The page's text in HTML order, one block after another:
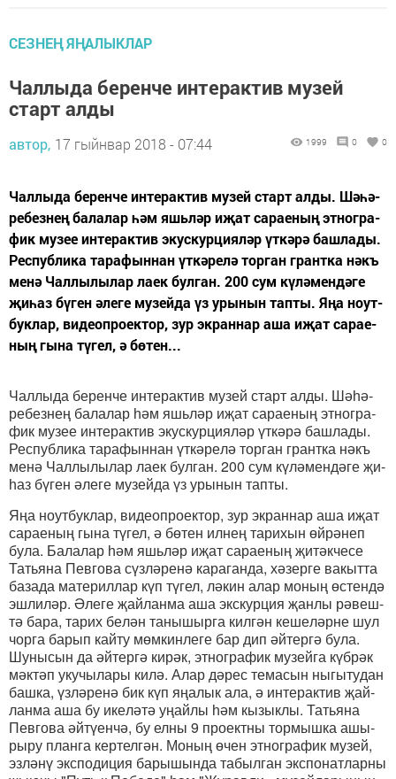
СЕЗНЕҢ ЯҢАЛЫКЛАР
Чал­лы­да бе­рен­че ин­те­рак­тив му­зей
старт ал­ды
автор, 17 гыйнвар 2018 - 07:44 1999 0 0
Чал­лы­да бе­рен­че ин­те­рак­тив му­зей старт ал­ды. Шә­һә­
ре­без­нең ба­ла­лар һәм яшь­ләр иҗат са­ра­е­ның эт­ног­ра­
фик му­зее ин­те­рак­тив экус­кур­ци­я­ләр үт­кә­рә баш­ла­ды.
Рес­пуб­ли­ка та­ра­фын­нан үт­кә­ре­лә тор­ган грант­ка нәкъ
ме­нә Чал­лы­лы­лар ла­ек бул­ган. 200 сум кү­лә­мен­дә­ге
җи­һаз бү­ген әле­ге му­зей­да үз уры­нын тап­ты. Яңа ноут­
бук­лар, ви­де­оп­ро­ек­тор, зур эк­ран­нар аша иҗат са­ра­е­
ның гы­на тү­гел, ә бө­тен...
Чал­лы­да бе­рен­че ин­те­рак­тив му­зей старт ал­ды. Шә­һә­
ре­без­нең ба­ла­лар һәм яшь­ләр иҗат са­ра­е­ның эт­ног­ра­
фик му­зее ин­те­рак­тив экус­кур­ци­я­ләр үт­кә­рә баш­ла­ды.
Рес­пуб­ли­ка та­ра­фын­нан үт­кә­ре­лә тор­ган грант­ка нәкъ
ме­нә Чал­лы­лы­лар ла­ек бул­ган. 200 сум кү­лә­мен­дә­ге җи­
һаз бү­ген әле­ге му­зей­да үз уры­нын тап­ты.
Яңа ноут­бук­лар, ви­де­оп­ро­ек­тор, зур эк­ран­нар аша иҗат
са­ра­е­ның гы­на тү­гел, ә бө­тен ил­нең та­ри­хын өй­рә­неп
бу­ла. Ба­ла­лар һәм яшь­ләр иҗат са­ра­е­ның җи­тәк­че­се
Тать­я­на Пев­го­ва сүз­лә­ре­нә ка­ра­ган­да, хә­зер­ге ва­кыт­та
ба­за­да ма­те­рил­лар күп тү­гел, лә­кин алар мо­ның өс­тен­дә
эш­ли­ләр. Әле­ге җай­лан­ма аша экс­кур­ция җан­лы рә­веш­
тә ба­ра, та­рих бе­лән та­ны­шыр­га кил­гән ке­ше­ләр­не шул
чор­га ба­рып кай­ту мөм­кин­ле­ге бар дип әй­тер­гә бу­ла.
Шу­ны­сын да әй­тер­гә ки­рәк, эт­ног­ра­фик му­зей­га күб­рәк
мәк­тәп уку­чы­ла­ры ки­лә. Алар дә­рес те­ма­сын ны­гы­ту­дан
баш­ка, үз­лә­ре­нә бик күп яңа­лык ала, ә ин­те­рак­тив җай­
лан­ма аша бу ике­лә­тә уңай­лы һәм кы­зык­лы. Тать­я­на
Пев­го­ва әй­тү­ен­чә, бу ел­ны 9 про­ект­ны тор­мыш­ка ашы­
ры­ру план­га кер­тел­гән. Мо­ның өчен эт­ног­ра­фик му­зей,
эз­лә­нү экс­по­ди­ция ба­ры­шын­да та­был­ган экс­по­нат­лар­ны